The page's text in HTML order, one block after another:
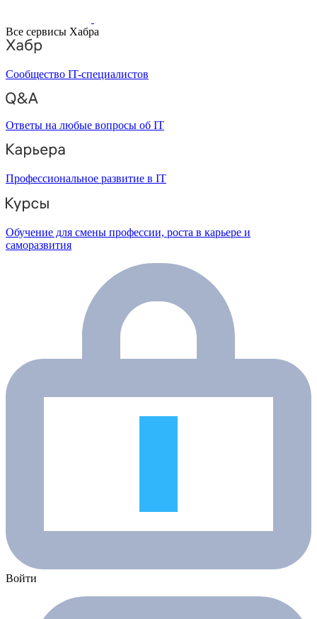
Все сервисы Хабра
Сообщество IT-специалистов
Ответы на любые вопросы об IT
Профессиональное развитие в IT
Обучение для смены профессии, роста в карьере и
саморазвития
Войти